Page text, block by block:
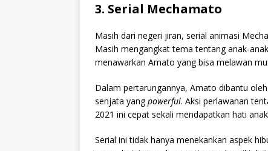
3. Serial Mechamato
Masih dari negeri jiran, serial animasi
Masih mengangkat tema tentang anak-
menawarkan Amato yang bisa melawan
Dalam pertarungannya, Amato dibantu
senjata yangpowerful. Aksi perlawanan
2021 ini cepat sekali mendapatkan hati
Serial ini tidak hanya menekankan aspek